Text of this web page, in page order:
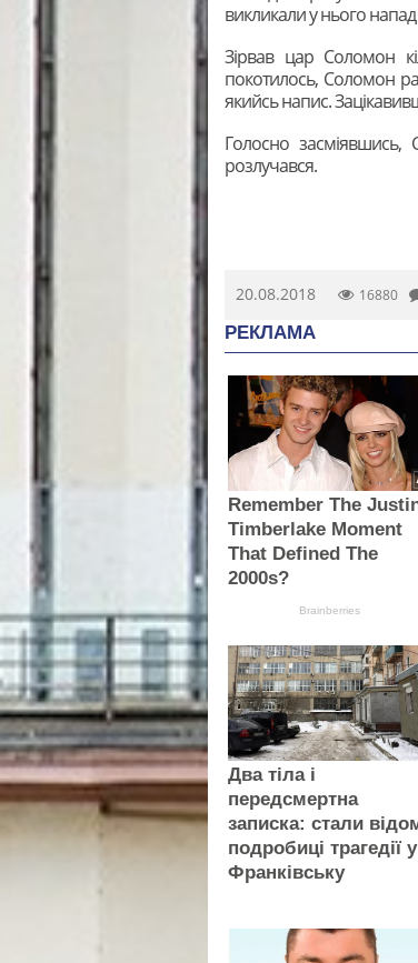
викликали у нього напад
Зірвав цар Соломон
покотилось, Соломон
якийсь напис.
Голосно
розлучався.
20.08.2018 16880
РЕКЛАМА
Remember The
Timberlake Moment
That Defined The
2000s?
Brainberries
Два тіла і
передсмертна
записка: стали
подробиці трагедії у
Франківську